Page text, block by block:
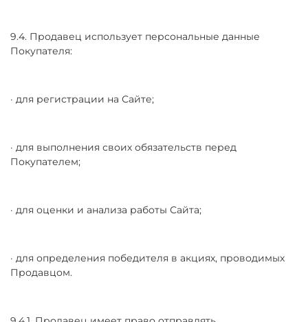
9.4. Продавец использует персональные данные
Покупателя:
· для регистрации на Сайте;
· для выполнения своих обязательств перед
Покупателем;
· для оценки и анализа работы Сайта;
· для определения победителя в акциях, проводимых
Продавцом.